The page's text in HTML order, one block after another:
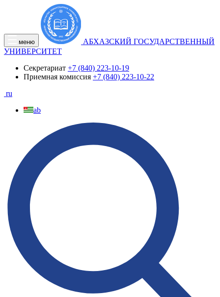
меню
АБХАЗСКИЙ ГОСУДАРСТВЕННЫЙ
УНИВЕРСИТЕТ
Секретариат +7 (840) 223-10-19
Приемная комиссия +7 (840) 223-10-22
ru
ab